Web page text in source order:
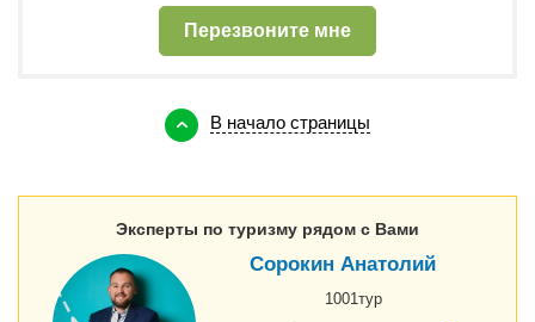
Перезвоните мне
В начало страницы
Эксперты по туризму рядом с Вами
Сорокин Анатолий
1001тур